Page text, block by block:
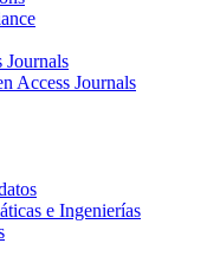
Access Journals
e Ingenierías